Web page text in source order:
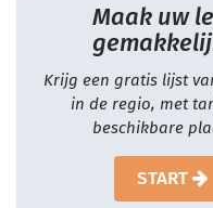
Maak uw
Krijg een gratis lijst
in de regio, met
beschikbare
START